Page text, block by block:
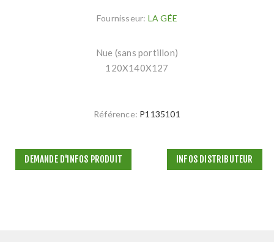
Fournisseur: LA GÉE
Nue (sans portillon)
120X140X127
Référence: P1135101
DEMANDE D'INFOS PRODUIT INFOS DISTRIBUTEUR